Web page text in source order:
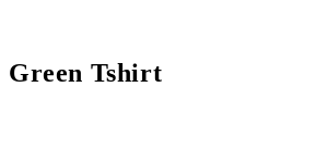
Green Tshirt